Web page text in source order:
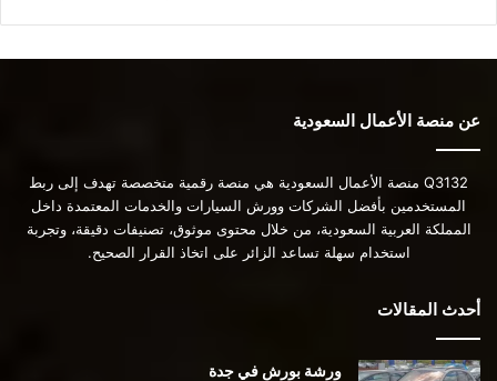
عن منصة الأعمال السعودية
Q3132 منصة الأعمال السعودية هي منصة رقمية متخصصة تهدف إلى ربط
المستخدمين بأفضل الشركات وورش السيارات والخدمات المعتمدة داخل
المملكة العربية السعودية، من خلال محتوى موثوق، تصنيفات دقيقة، وتجربة
استخدام سهلة تساعد الزائر على اتخاذ القرار الصحيح.
أحدث المقالات
ورشة بورش في جدة